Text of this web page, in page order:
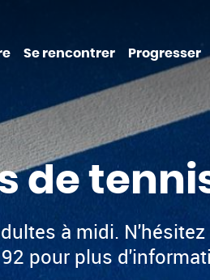
Se rencontrer Progresser
de
à midi.
pour plus